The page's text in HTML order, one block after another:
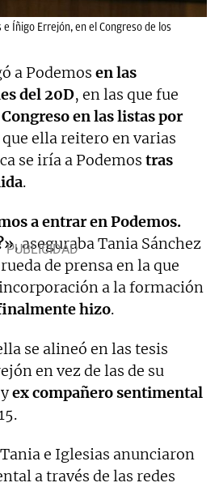
Íñigo Errejón, en el Congreso de los
a Podemos en las
del 20D, en las que fue
en las listas por
que ella reitero en varias
se iría a Podemos tras
.
a entrar en Podemos.
, aseguraba Tania Sánchez
de prensa en la que
a la formación
hizo.
se alineó en las tesis
en vez de las de su
ex compañero sentimental
e Iglesias anunciaron
a través de las redes